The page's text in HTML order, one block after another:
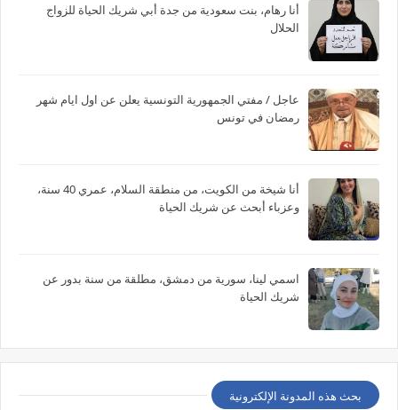
أنا رهام، بنت سعودية من جدة أبي شريك الحياة للزواج
الحلال
عاجل / مفتي الجمهورية التونسية يعلن عن اول ايام شهر
رمضان في تونس
أنا شيخة من الكويت، من منطقة السلام، عمري 40 سنة،
وعزباء أبحث عن شريك الحياة
اسمي لينا، سورية من دمشق، مطلقة من سنة بدور عن
شريك الحياة
بحث هذه المدونة الإلكترونية